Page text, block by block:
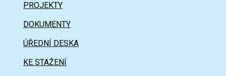
PROJEKTY
DOKUMENTY
ÚŘEDNÍ DESKA
KE STAŽENÍ